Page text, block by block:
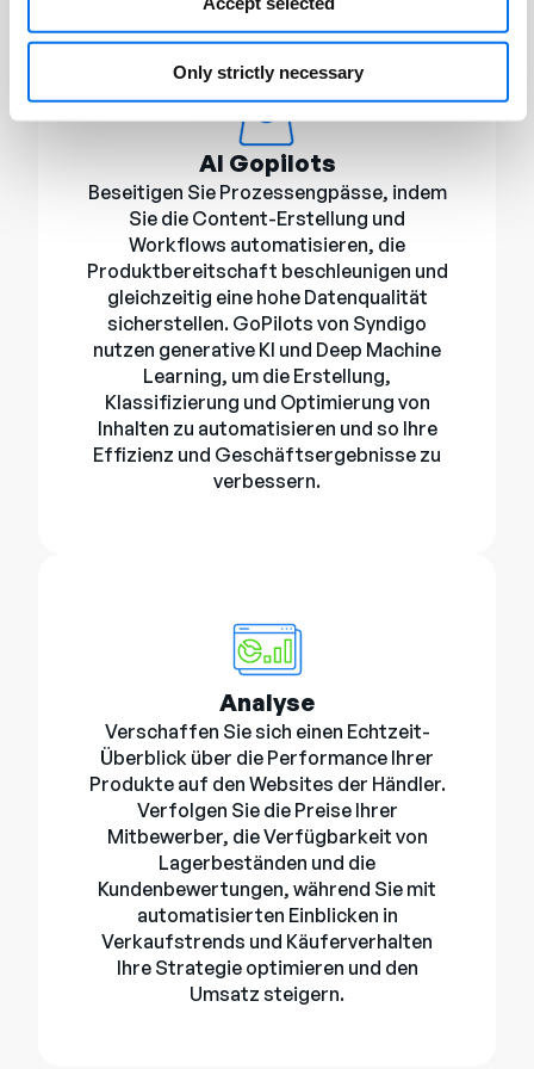
Only strictly necessary
AI Gopilots
Beseitigen Sie Prozessengpässe, indem
Sie die Content-Erstellung und
Workflows automatisieren, die
Produktbereitschaft beschleunigen und
gleichzeitig eine hohe Datenqualität
sicherstellen. GoPilots von Syndigo
nutzen generative KI und Deep Machine
Learning, um die Erstellung,
Klassifizierung und Optimierung von
Inhalten zu automatisieren und so Ihre
Effizienz und Geschäftsergebnisse zu
verbessern.
Analyse
Verschaffen Sie sich einen Echtzeit-
Überblick über die Performance Ihrer
Produkte auf den Websites der Händler.
Verfolgen Sie die Preise Ihrer
Mitbewerber, die Verfügbarkeit von
Lagerbeständen und die
Kundenbewertungen, während Sie mit
automatisierten Einblicken in
Verkaufstrends und Käuferverhalten
Ihre Strategie optimieren und den
Umsatz steigern.